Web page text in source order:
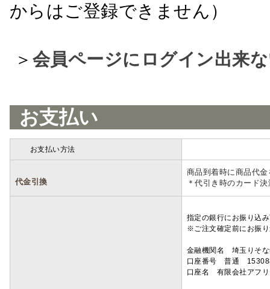
からはご登録できません）
＞ 会員ページにログイン出来
お支払い
お支払い方法
代金引換
商品到着時に商品代
＊代引き時のカード
指定の銀行にお振り込
※ご注文確定前にお振
金融機関名 埼玉りそ
口座番号 普通
口座名 有限会社アフ